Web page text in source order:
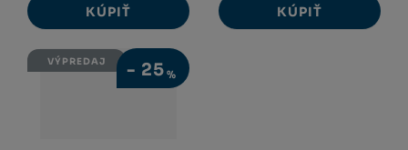
KÚPIŤ KÚPIŤ
- 25%
VÝPREDAJ